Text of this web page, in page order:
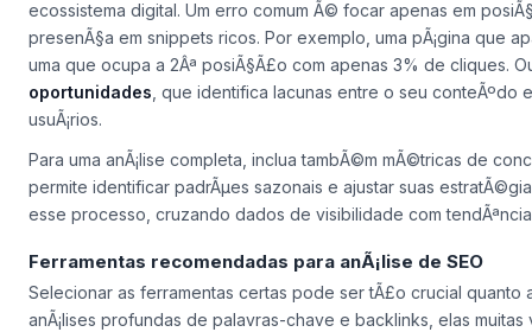
ecossistema digital. Um erro comum Ã© focar apenas em
presenÃ§a em snippets ricos. Por exemplo, uma pÃ¡gina que
uma que ocupa a 2Âª posiÃ§Ã£o com apenas 3% de
oportunidades , que identifica lacunas entre o seu
usuÃ¡rios.
Para uma anÃ¡lise completa, inclua tambÃ©m mÃ©tricas de
permite identificar padrÃµes sazonais e ajustar suas
esse processo, cruzando dados de visibilidade com
Ferramentas recomendadas para anÃ¡lise de SEO
Selecionar as ferramentas certas pode ser tÃ£o crucial
anÃ¡lises profundas de palavras-chave e backlinks, elas